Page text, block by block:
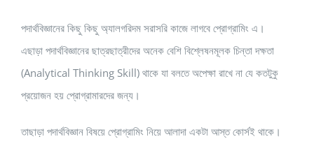
পদার্থবিজ্ঞানের কিছু কিছু অ্যালগরিদম সরাসরি কাজে লাগবে প্রোগ্রামিং এ।
এছাড়া পদার্থবিজ্ঞানের ছাত্রছাত্রীদের অনেক বেশি বিশ্লেষনমূলক চিন্তা দক্ষতা
(Analytical Thinking Skill) থাকে যা বলতে অপেক্ষা রাখে না যে কতটুকু
প্রয়োজন হয় প্রোগ্রামারদের জন্য।
তাছাড়া পদার্থবিজ্ঞান বিষয়ে প্রোগ্রামিং নিয়ে আলাদা একটা আস্ত কোর্সই থাকে।